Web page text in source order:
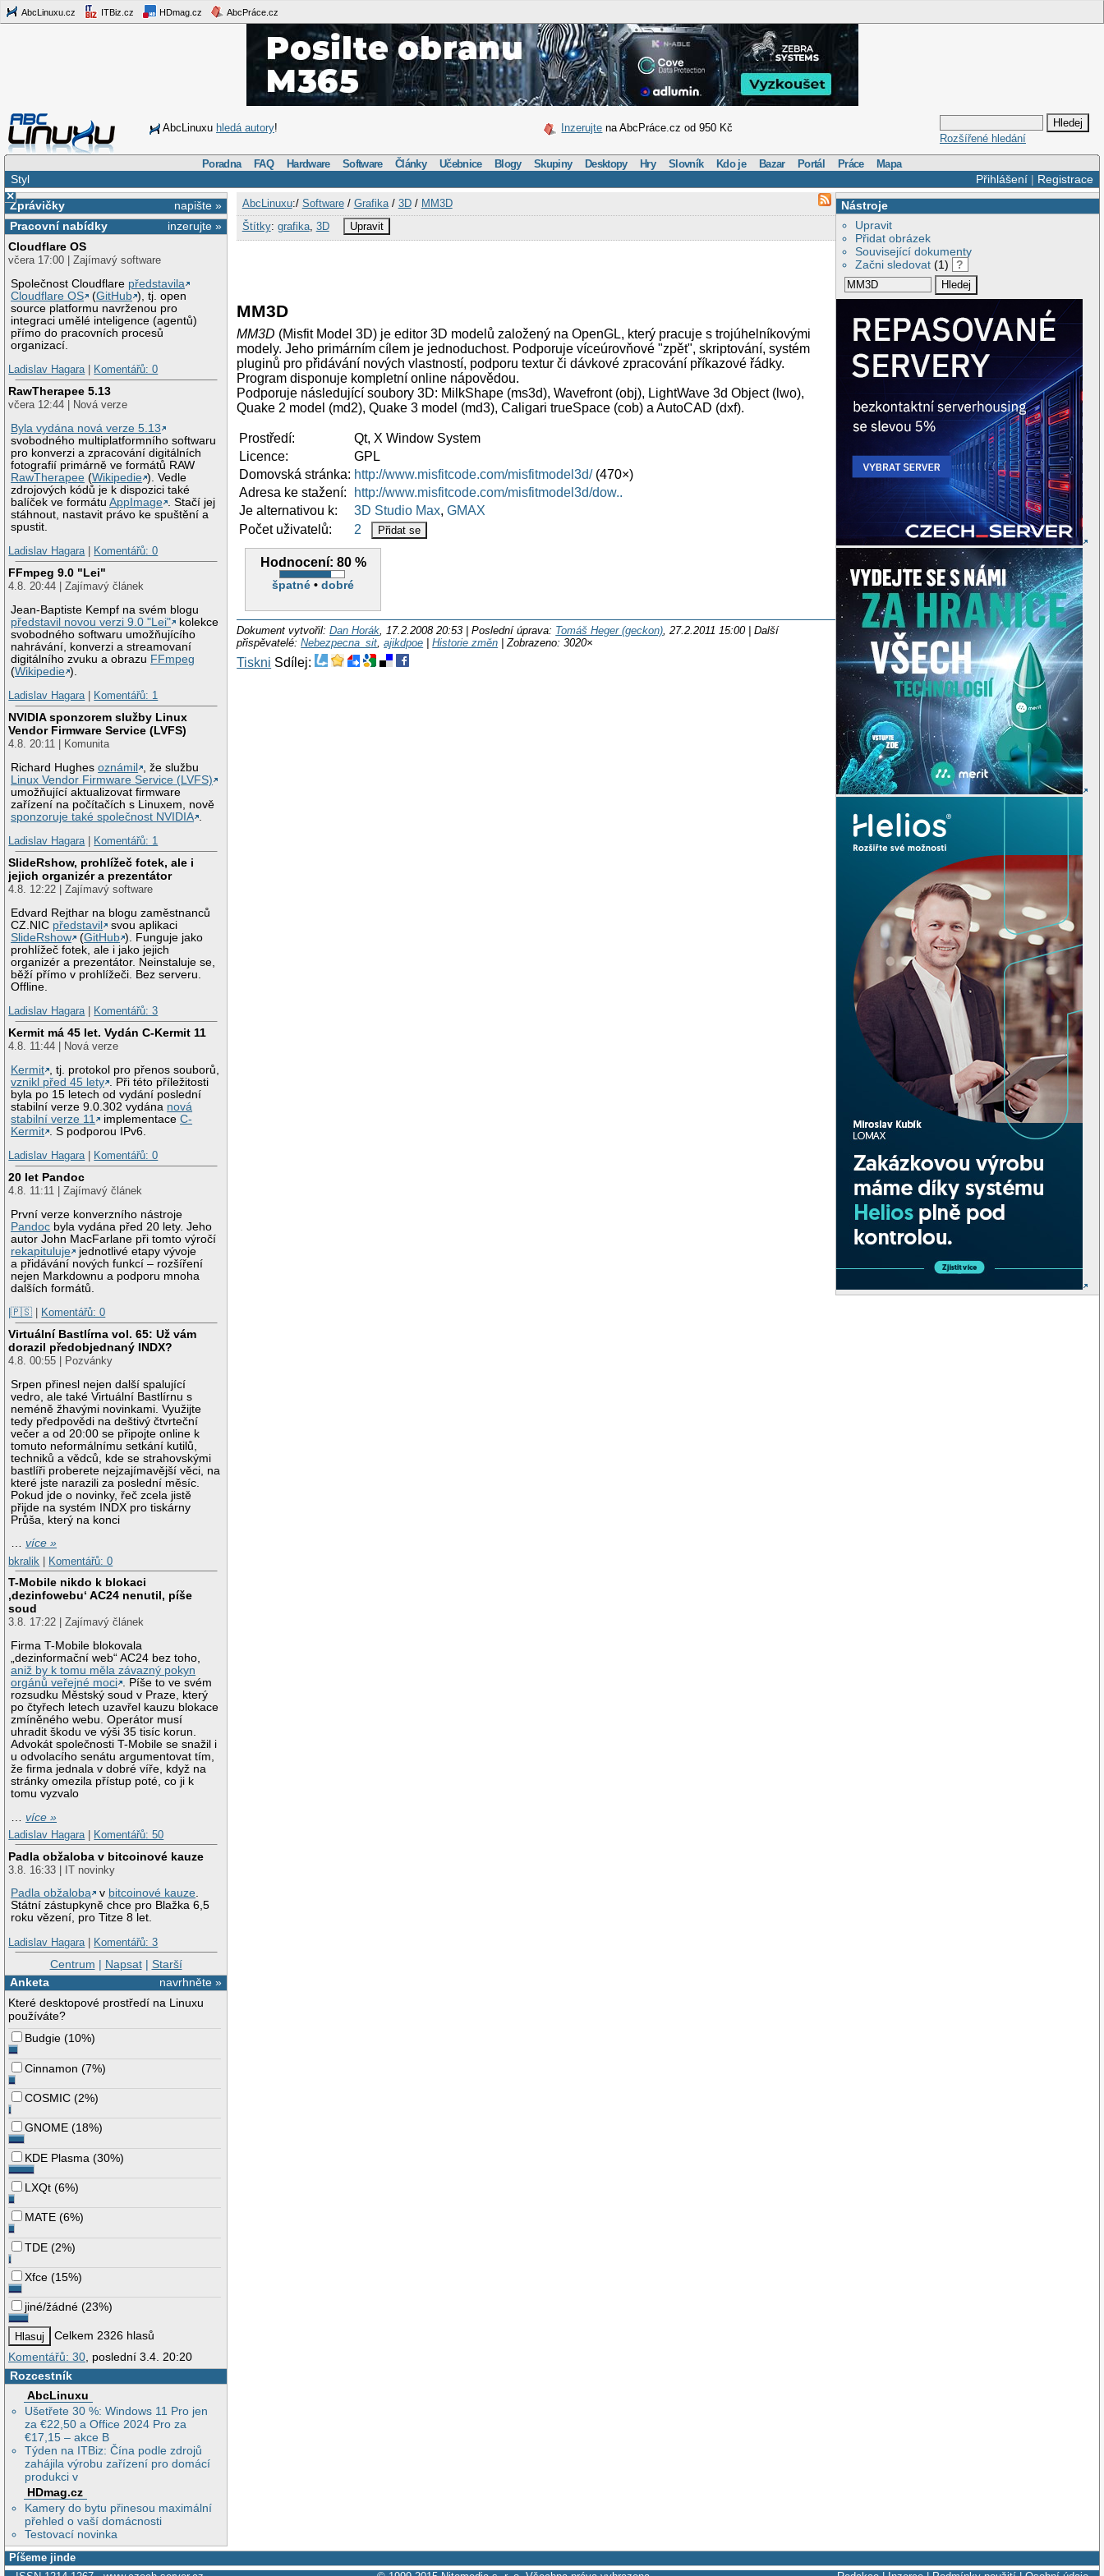
AbcLinuxu.cz ITBiz.cz HDmag.cz AbcPráce.cz
AbcLinuxu hledá autory! Inzerujte na AbcPráce.cz od 950 Kč
Rozšířené hledání
Poradna FAQ Hardware Software Články Učebnice Blogy Skupiny Desktopy Hry Slovník Kdo je Bazar Portál Práce Mapa
Přihlášení| Registrace
Styl
×
napište »
Zprávičky
inzerujte »
Pracovní nabídky
Cloudflare OS
včera 17:00 | Zajímavý software
Společnost Cloudflare představila
Cloudflare OS
(GitHub ), tj. open
source platformu navrženou pro
integraci umělé inteligence (agentů)
přímo do pracovních procesů
organizací.
Ladislav Hagara| Komentářů: 0
RawTherapee 5.13
včera 12:44 | Nová verze
Byla vydána nová verze 5.13
svobodného multiplatformního softwaru
pro konverzi a zpracování digitálních
fotografií primárně ve formátů RAW
RawTherapee (Wikipedie ). Vedle
zdrojových kódů je k dispozici také
balíček ve formátuAppImage
. Stačí jej
stáhnout, nastavit právo ke spuštění a
spustit.
Ladislav Hagara| Komentářů: 0
FFmpeg 9.0 "Lei"
4.8. 20:44 | Zajímavý článek
Jean-Baptiste Kempf na svém blogu
představil novou verzi 9.0 "Lei"
kolekce
svobodného softwaru umožňujícího
nahrávání, konverzi a streamovaní
digitálního zvuku a obrazu FFmpeg
(Wikipedie ).
Ladislav Hagara| Komentářů: 1
NVIDIA sponzorem služby Linux
Vendor Firmware Service (LVFS)
4.8. 20:11 | Komunita
Richard Hughesoznámil
, že službu
Linux Vendor Firmware Service (LVFS)
umožňující aktualizovat firmware
zařízení na počítačích s Linuxem, nově
sponzoruje také společnost NVIDIA
Ladislav Hagara| Komentářů: 1
SlideRshow, prohlížeč fotek, ale i
jejich organizér a prezentátor
4.8. 12:22 | Zajímavý software
Edvard Rejthar na blogu zaměstnanců
CZ.NIC představil
svou aplikaci
SlideRshow
(GitHub ). Funguje jako
prohlížeč fotek, ale i jako jejich
organizér a prezentátor. Neinstaluje se,
běží přímo v prohlížeči. Bez serveru.
Offline.
Ladislav Hagara| Komentářů: 3
Kermit má 45 let. Vydán C-Kermit 11
4.8. 11:44 | Nová verze
Kermit
, tj. protokol pro přenos souborů,
vznikl před 45 lety
. Při této příležitosti
byla po 15 letech od vydání poslední
stabilní verze 9.0.302 vydána nová
stabilní verze 11
implementaceC-
Kermit
. S podporou IPv6.
Ladislav Hagara| Komentářů: 0
20 let Pandoc
4.8. 11:11 | Zajímavý článek
První verze konverzního nástroje
Pandoc byla vydána před 20 lety. Jeho
autor John MacFarlane při tomto výročí
rekapituluje
jednotlivé etapy vývoje
a přidávání nových funkcí – rozšíření
nejen Markdownu a podporu mnoha
dalších formátů.
|🇵🇸
Komentářů: 0
Virtuální Bastlírna vol. 65: Už vám
dorazil předobjednaný INDX?
4.8. 00:55 | Pozvánky
Srpen přinesl nejen další spalující
vedro, ale také Virtuální Bastlírnu s
neméně žhavými novinkami. Využijte
tedy předpovědi na deštivý čtvrteční
večer a od 20:00 se připojte online k
tomuto neformálnímu setkání kutilů,
techniků a vědců, kde se strahovskými
bastlíři proberete nejzajímavější věci, na
které jste narazili za poslední měsíc.
Pokud jde o novinky, řeč zcela jistě
přijde na systém INDX pro tiskárny
Průša, který na konci
…více »
bkralik | Komentářů: 0
T-Mobile nikdo k blokaci
‚dezinfowebu‘ AC24 nenutil, píše
soud
3.8. 17:22 | Zajímavý článek
Firma T-Mobile blokovala
„dezinformační web“ AC24 bez toho,
aniž by k tomu měla závazný pokyn
orgánů veřejné moci
. Píše to ve svém
rozsudku Městský soud v Praze, který
po čtyřech letech uzavřel kauzu blokace
zmíněného webu. Operátor musí
uhradit škodu ve výši 35 tisíc korun.
Advokát společnosti T-Mobile se snažil i
u odvolacího senátu argumentovat tím,
že firma jednala v dobré víře, když na
stránky omezila přístup poté, co ji k
tomu vyzvalo
…více »
Ladislav Hagara| Komentářů: 50
Padla obžaloba v bitcoinové kauze
3.8. 16:33 | IT novinky
Padla obžaloba
v bitcoinové kauze.
Státní zástupkyně chce pro Blažka 6,5
roku vězení, pro Titze 8 let.
Ladislav Hagara| Komentářů: 3
Centrum | Napsat| Starší
navrhněte »
Anketa
Které desktopové prostředí na Linuxu
používáte?
Budgie (10%)
Cinnamon (7%)
COSMIC (2%)
GNOME (18%)
KDE Plasma (30%)
LXQt (6%)
MATE (6%)
TDE (2%)
Xfce (15%)
jiné/žádné (23%)
Celkem 2326 hlasů
Komentářů: 30 , poslední 3.4. 20:20
Rozcestník
AbcLinuxu
Ušetřete 30 %: Windows 11 Pro jen
za €22,50 a Office 2024 Pro za
€17,15 – akce B
Týden na ITBiz: Čína podle zdrojů
zahájila výrobu zařízení pro domácí
produkci v
HDmag.cz
Kamery do bytu přinesou maximální
přehled o vaší domácnosti
Testovací novinka
Nástroje
Upravit
Přidat obrázek
Související dokumenty
Začni sledovat (1) ?
AbcLinuxu:/ Software/ Grafika/ 3D/ MM3D
Štítky: grafika, 3D Upravit
MM3D
MM3D (Misfit Model 3D) je editor 3D modelů založený na OpenGL, který pracuje s trojúhelníkovými
modely. Jeho primárním cílem je jednoduchost. Podporuje víceúrovňové "zpět", skriptování, systém
pluginů pro přidávání nových vlastností, podporu textur či dávkové zpracování příkazové řádky.
Program disponuje kompletní online nápovědou.
Podporuje následující soubory 3D: MilkShape (ms3d), Wavefront (obj), LightWave 3d Object (lwo),
Quake 2 model (md2), Quake 3 model (md3), Caligari trueSpace (cob) a AutoCAD (dxf).
Prostředí:
Qt, X Window System
Licence:
GPL
Domovská stránka: http://www.misfitcode.com/misfitmodel3d/ (470×)
Adresa ke stažení:
http://www.misfitcode.com/misfitmodel3d/dow..
Je alternativou k:
3D Studio Max,GMAX
Počet uživatelů:
2
Hodnocení: 80 %
špatné •dobré
Dokument vytvořil:Dan Horák , 17.2.2008 20:53 | Poslední úprava: Tomáš Heger (geckon) , 27.2.2011 15:00 | Další
přispěvatelé:Nebezpecna_sit ,ajikdpoe |Historie změn | Zobrazeno: 3020×
Tiskni Sdílej:
Píšeme jinde